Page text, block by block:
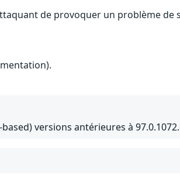
de provoquer un problème de
versions antérieures à